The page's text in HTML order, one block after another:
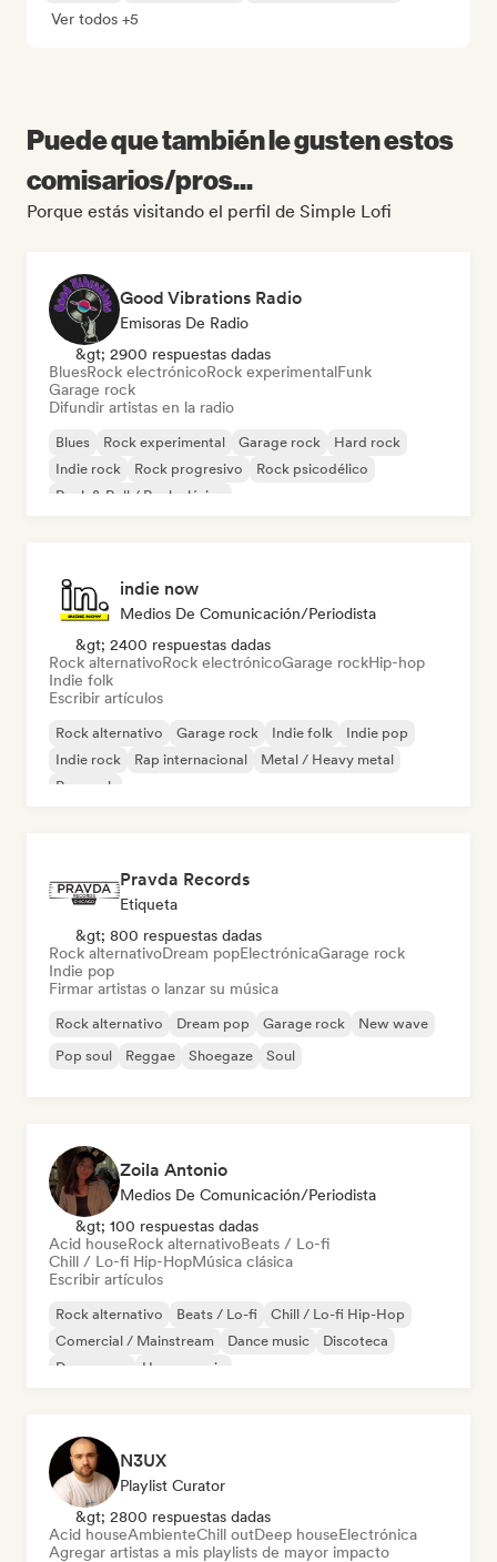
Ver todos +5
Puede que también le gusten estos
comisarios/pros...
Porque estás visitando el perfil de Simple Lofi
Good Vibrations Radio
Emisoras De Radio
&gt; 2900 respuestas dadas
BluesRock electrónicoRock experimentalFunk
Garage rock
Difundir artistas en la radio
Blues Rock experimental Garage rock
Hard rock
Indie rock
Rock progresivo
Rock psicodélico
Rock & Roll / Rock clásico
indie now
Medios De Comunicación/Periodista
&gt; 2400 respuestas dadas
Rock alternativoRock electrónicoGarage rockHip-hop
Indie folk
Escribir artículos
Rock alternativo Garage rock Indie folk
Indie pop
Indie rock
Rap internacional
Metal / Heavy metal
Pop rock
Pravda Records
Etiqueta
&gt; 800 respuestas dadas
Rock alternativoDream popElectrónicaGarage rock
Indie pop
Firmar artistas o lanzar su música
Rock alternativo Dream pop Garage rock
New wave
Pop soul
Reggae Shoegaze Soul
Zoila Antonio
Medios De Comunicación/Periodista
&gt; 100 respuestas dadas
Acid houseRock alternativoBeats / Lo-fi
Chill / Lo-fi Hip-HopMúsica clásica
Escribir artículos
Rock alternativo Beats / Lo-fi
Chill / Lo-fi Hip-Hop
Comercial / Mainstream
Dance music
Discoteca
Dream pop
House music
N3UX
Playlist Curator
&gt; 2800 respuestas dadas
Acid houseAmbienteChill outDeep houseElectrónica
Agregar artistas a mis playlists de mayor impacto